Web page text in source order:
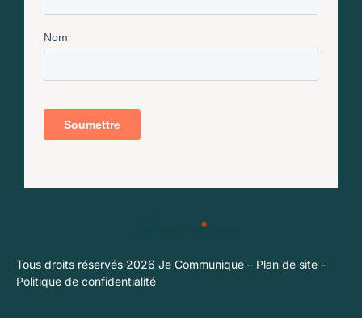
Tous droits réservés 2026 Je Communique – Plan de site –
Politique de confidentialité